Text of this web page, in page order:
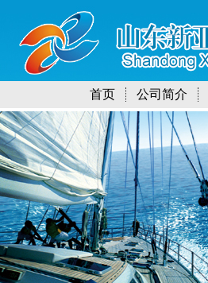
首页 公司简介